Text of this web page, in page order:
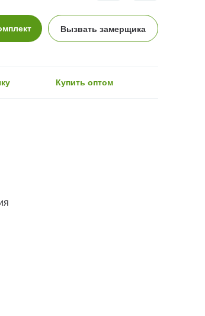
Вызвать замерщика
Купить оптом